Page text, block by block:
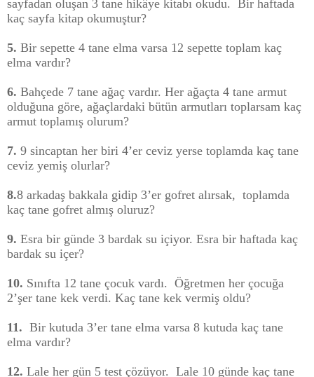
sayfadan oluşan 3 tane hikâye kitabı okudu. Bir haftada
kaç sayfa kitap okumuştur?
5. Bir sepette 4 tane elma varsa 12 sepette toplam kaç
elma vardır?
6. Bahçede 7 tane ağaç vardır. Her ağaçta 4 tane armut
olduğuna göre, ağaçlardaki bütün armutları toplarsam kaç
armut toplamış olurum?
7. 9 sincaptan her biri 4’er ceviz yerse toplamda kaç tane
ceviz yemiş olurlar?
8.8 arkadaş bakkala gidip 3’er gofret alırsak, toplamda
kaç tane gofret almış oluruz?
9. Esra bir günde 3 bardak su içiyor. Esra bir haftada kaç
bardak su içer?
10. Sınıfta 12 tane çocuk vardı. Öğretmen her çocuğa
2’şer tane kek verdi. Kaç tane kek vermiş oldu?
11. Bir kutuda 3’er tane elma varsa 8 kutuda kaç tane
elma vardır?
12. Lale her gün 5 test çözüyor. Lale 10 günde kaç tane